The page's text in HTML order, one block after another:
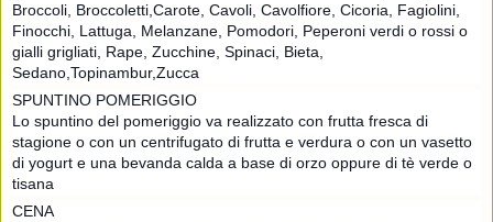
Broccoli, Broccoletti,Carote, Cavoli, Cavolfiore, Cicoria, Fagiolini,
Finocchi, Lattuga, Melanzane, Pomodori, Peperoni verdi o rossi o
gialli grigliati, Rape, Zucchine, Spinaci, Bieta,
Sedano,Topinambur,Zucca
SPUNTINO POMERIGGIO
Lo spuntino del pomeriggio va realizzato con frutta fresca di
stagione o con un centrifugato di frutta e verdura o con un vasetto
di yogurt e una bevanda calda a base di orzo oppure di tè verde o
tisana
CENA